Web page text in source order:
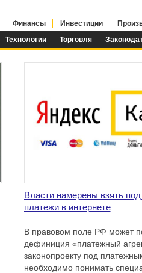
Технологии Торговля
Финансы Инвестиции
Власти намерены взять под
платежи в интернете
В правовом поле РФ может
дефиниция «платежный
законопроекту под
необходимо понимать